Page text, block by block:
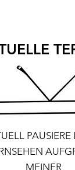
PAUSIERE
MEINER